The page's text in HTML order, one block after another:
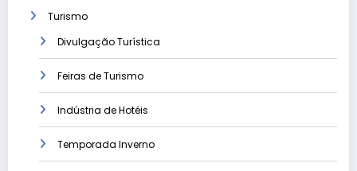
Turismo
Divulgação Turística
Feiras de Turismo
Indústria de Hotéis
Temporada Inverno